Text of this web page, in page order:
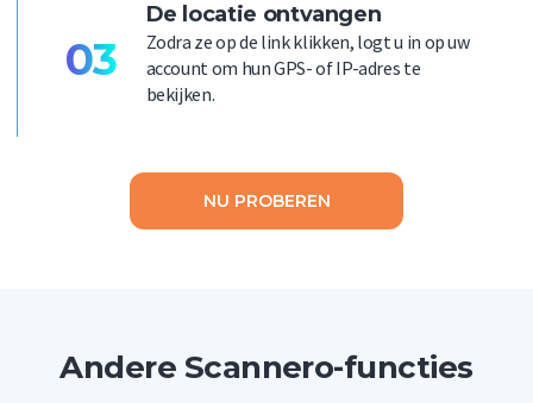
03
De locatie ontvangen
Zodra ze op de link klikken, logt u in op uw
account om hun GPS- of IP-adres te
bekijken.
NU PROBEREN
Andere Scannero-functies